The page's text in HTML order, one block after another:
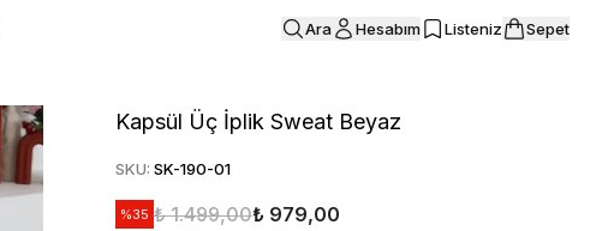
Ara Hesabım Listeniz Sepet
Kapsül Üç İplik Sweat Beyaz
SKU: SK-190-01
%35 ₺ 1.499,00₺ 979,00